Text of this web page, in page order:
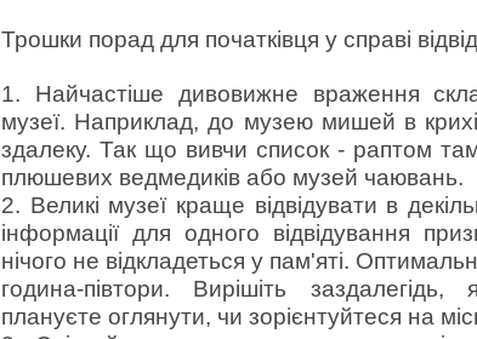
Трошки порад для початківця у справі
1. Найчастіше дивовижне враження
музеї. Наприклад, до музею мишей в
здалеку. Так що вивчи список - раптом
плюшевих ведмедиків або музей чаювань.
2. Великі музеї краще відвідувати в
інформації для одного відвідування
нічого не відкладеться у пам'яті.
година-півтори. Вирішіть
плануєте оглянути, чи зорієнтуйтеся на